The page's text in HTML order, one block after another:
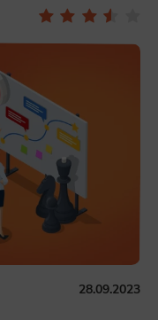
28.09.2023